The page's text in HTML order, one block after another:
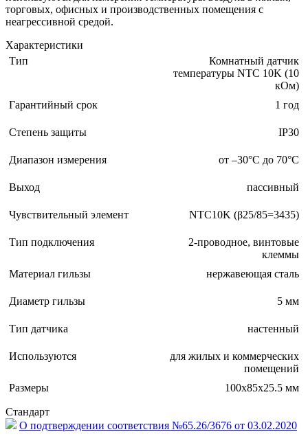
торговых, офисных и производственных помещения с
неагрессивной средой.
Характеристики
Тип
Комнатный датчик
температуры NTC 10K (10
кОм)
Гарантийный срок
1 год
Степень защиты IP30
Диапазон измерения от –30°С до 70°С
Выход пассивный
Чувствительный элемент NTC10K (β25/85=3435)
Тип подключения
2-проводное, винтовые
клеммы
Материал гильзы
нержавеющая сталь
Диаметр гильзы 5 мм
Тип датчика настенный
Используются
для жилых и коммерческих
помещений
Размеры
100х85х25.5 мм
Стандарт
О подтверждении соответствия №65.26/3676 от 03.02.2020